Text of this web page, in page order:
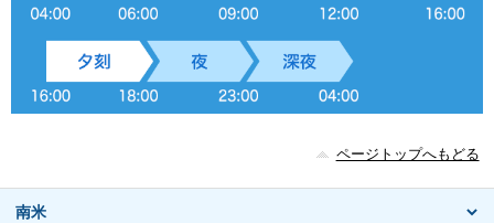
ページトップへもどる
南米